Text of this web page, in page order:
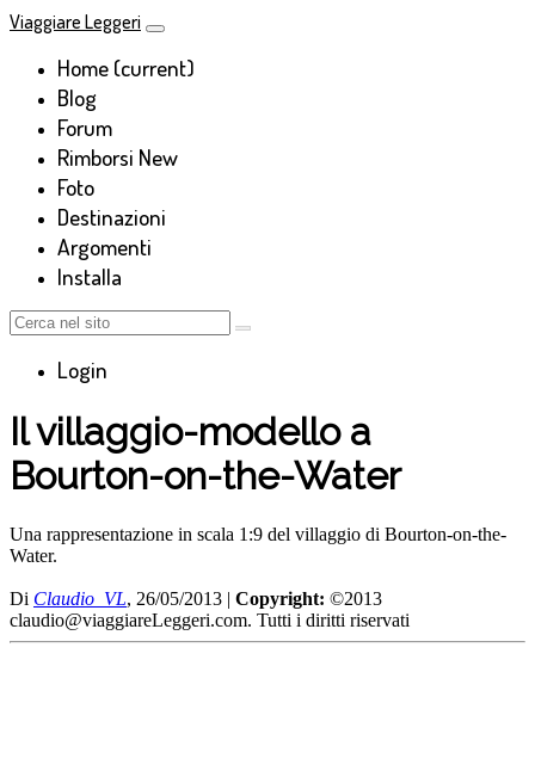
Viaggiare Leggeri
Home (current)
Blog
Forum
Rimborsi New
Foto
Destinazioni
Argomenti
Installa
Login
Il villaggio-modello a
Bourton-on-the-Water
Una rappresentazione in scala 1:9 del villaggio di Bourton-on-the-
Water.
Di Claudio_VL, 26/05/2013 | Copyright: ©2013
claudio@viaggiareLeggeri.com. Tutti i diritti riservati